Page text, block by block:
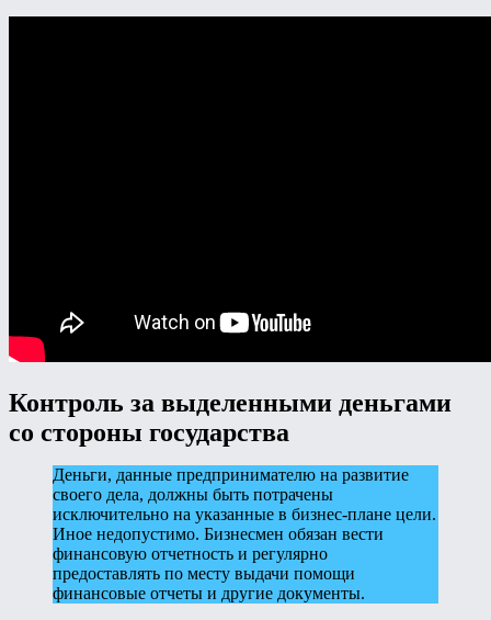
Контроль за выделенными деньгами
со стороны государства
Деньги, данные предпринимателю на развитие
своего дела, должны быть потрачены
исключительно на указанные в бизнес-плане цели.
Иное недопустимо. Бизнесмен обязан вести
финансовую отчетность и регулярно
предоставлять по месту выдачи помощи
финансовые отчеты и другие документы.